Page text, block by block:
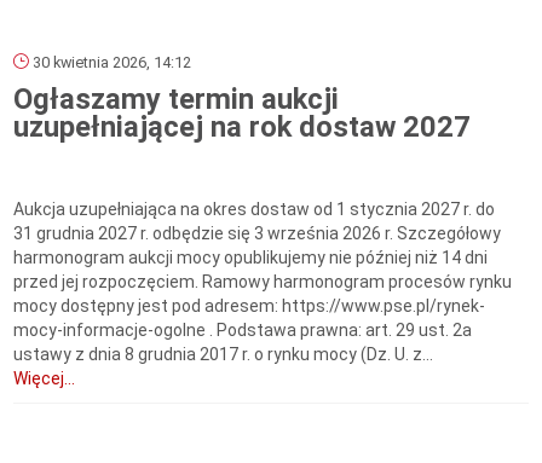
30 kwietnia 2026, 14:12
Ogłaszamy termin aukcji
uzupełniającej na rok dostaw 2027
Aukcja uzupełniająca na okres dostaw od 1 stycznia 2027 r. do
31 grudnia 2027 r. odbędzie się 3 września 2026 r. Szczegółowy
harmonogram aukcji mocy opublikujemy nie później niż 14 dni
przed jej rozpoczęciem. Ramowy harmonogram procesów rynku
mocy dostępny jest pod adresem: https://www.pse.pl/rynek-
mocy-informacje-ogolne . Podstawa prawna: art. 29 ust. 2a
ustawy z dnia 8 grudnia 2017 r. o rynku mocy (Dz. U. z...
Więcej...